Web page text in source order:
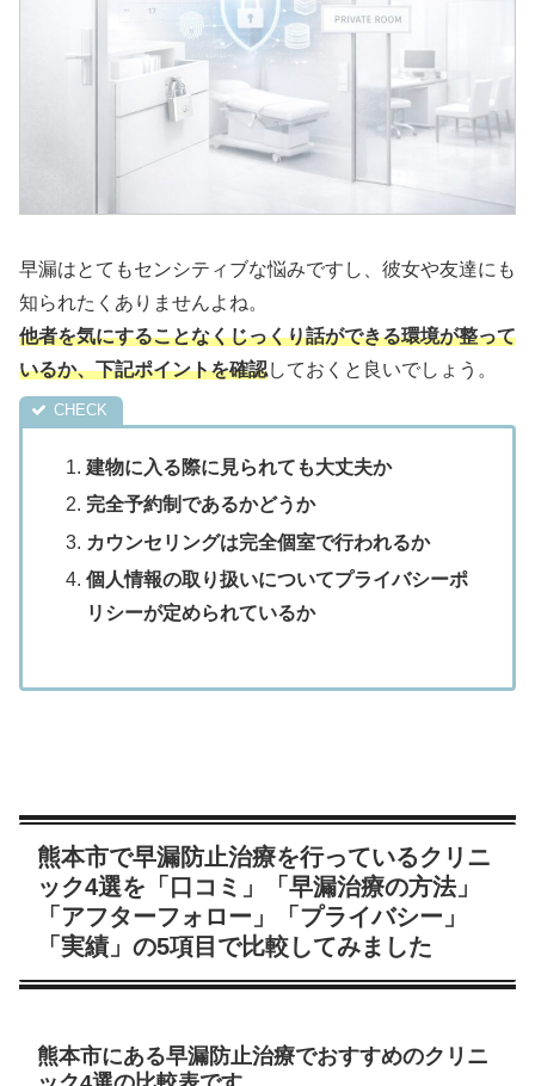
早漏はとてもセンシティブな悩みですし、彼女や友達にも
知られたくありませんよね。
他者を気にすることなくじっくり話ができる環境が整って
いるか、下記ポイントを確認しておくと良いでしょう。
建物に入る際に見られても大丈夫か
完全予約制であるかどうか
カウンセリングは完全個室で行われるか
個人情報の取り扱いについてプライバシーポ
リシーが定められているか
熊本市で早漏防止治療を行っているクリニ
ック4選を「口コミ」「早漏治療の方法」
「アフターフォロー」「プライバシー」
「実績」の5項目で比較してみました
熊本市にある早漏防止治療でおすすめのクリニ